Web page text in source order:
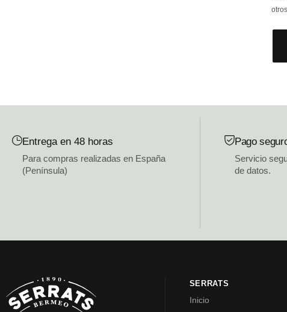
Entrega en 48 horas
Para compras realizadas en España
(Península)
Pago
Servicio
de datos.
SERRATS
Inicio